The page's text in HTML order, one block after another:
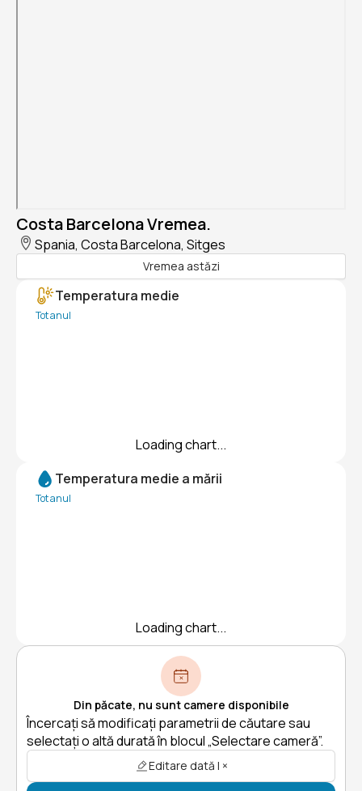
Costa Barcelona Vremea.
Spania, Costa Barcelona, Sitges
Vremea astăzi
Temperatura medie
Tot anul
Loading chart...
Temperatura medie a mării
Tot anul
Loading chart...
Din păcate, nu sunt camere disponibile
Încercați să modificați parametrii de căutare sau
selectați o altă durată în blocul „Selectare cameră”.
Editare dată | ×